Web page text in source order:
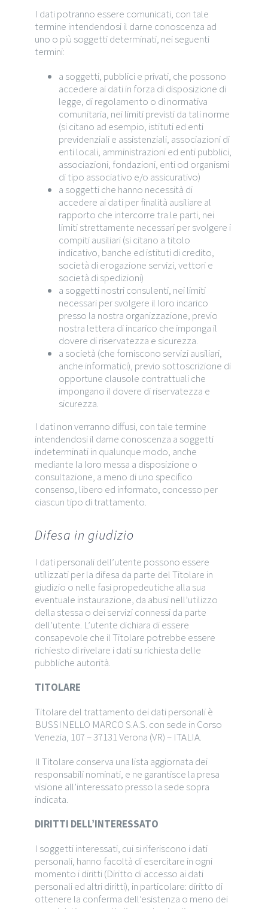
I dati potranno essere comunicati, con tale
termine intendendosi il darne conoscenza ad
uno o più soggetti determinati, nei seguenti
termini:
a soggetti, pubblici e privati, che possono
accedere ai dati in forza di disposizione di
legge, di regolamento o di normativa
comunitaria, nei limiti previsti da tali norme
(si citano ad esempio, istituti ed enti
previdenziali e assistenziali, associazioni di
enti locali, amministrazioni ed enti pubblici,
associazioni, fondazioni, enti od organismi
di tipo associativo e/o assicurativo)
a soggetti che hanno necessità di
accedere ai dati per finalità ausiliare al
rapporto che intercorre tra le parti, nei
limiti strettamente necessari per svolgere i
compiti ausiliari (si citano a titolo
indicativo, banche ed istituti di credito,
società di erogazione servizi, vettori e
società di spedizioni)
a soggetti nostri consulenti, nei limiti
necessari per svolgere il loro incarico
presso la nostra organizzazione, previo
nostra lettera di incarico che imponga il
dovere di riservatezza e sicurezza.
a società (che forniscono servizi ausiliari,
anche informatici), previo sottoscrizione di
opportune clausole contrattuali che
impongano il dovere di riservatezza e
sicurezza.
I dati non verranno diffusi, con tale termine
intendendosi il darne conoscenza a soggetti
indeterminati in qualunque modo, anche
mediante la loro messa a disposizione o
consultazione, a meno di uno specifico
consenso, libero ed informato, concesso per
ciascun tipo di trattamento.
Difesa in giudizio
I dati personali dell’utente possono essere
utilizzati per la difesa da parte del Titolare in
giudizio o nelle fasi propedeutiche alla sua
eventuale instaurazione, da abusi nell’utilizzo
della stessa o dei servizi connessi da parte
dell’utente. L’utente dichiara di essere
consapevole che il Titolare potrebbe essere
richiesto di rivelare i dati su richiesta delle
pubbliche autorità.
TITOLARE
Titolare del trattamento dei dati personali è
BUSSINELLO MARCO S.A.S. con sede in Corso
Venezia, 107 – 37131 Verona (VR) – ITALIA.
Il Titolare conserva una lista aggiornata dei
responsabili nominati, e ne garantisce la presa
visione all’interessato presso la sede sopra
indicata.
DIRITTI DELL’INTERESSATO
I soggetti interessati, cui si riferiscono i dati
personali, hanno facoltà di esercitare in ogni
momento i diritti (Diritto di accesso ai dati
personali ed altri diritti), in particolare: diritto di
ottenere la conferma dell’esistenza o meno dei